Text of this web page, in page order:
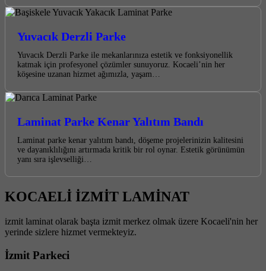
Yuvacık Derzli Parke
Yuvacık Derzli Parke ile mekanlarınıza estetik ve fonksiyonellik
katmak için profesyonel çözümler sunuyoruz. Kocaeli’nin her
köşesine uzanan hizmet ağımızla, yaşam…
Laminat Parke Kenar Yalıtım Bandı
Laminat parke kenar yalıtım bandı, döşeme projelerinizin kalitesini
ve dayanıklılığını artırmada kritik bir rol oynar. Estetik görünümün
yanı sıra işlevselliği…
KOCAELİ İZMİT LAMİNAT
izmit laminat olarak başta izmit merkez olmak üzere Kocaeli'nin her
yerinde sizlere hizmet vermekteyiz.
İzmit Parkeci